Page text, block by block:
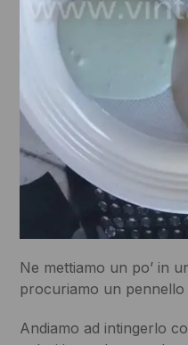
Ne mettiamo un po’ in
procuriamo un pennello
Andiamo ad intingerlo